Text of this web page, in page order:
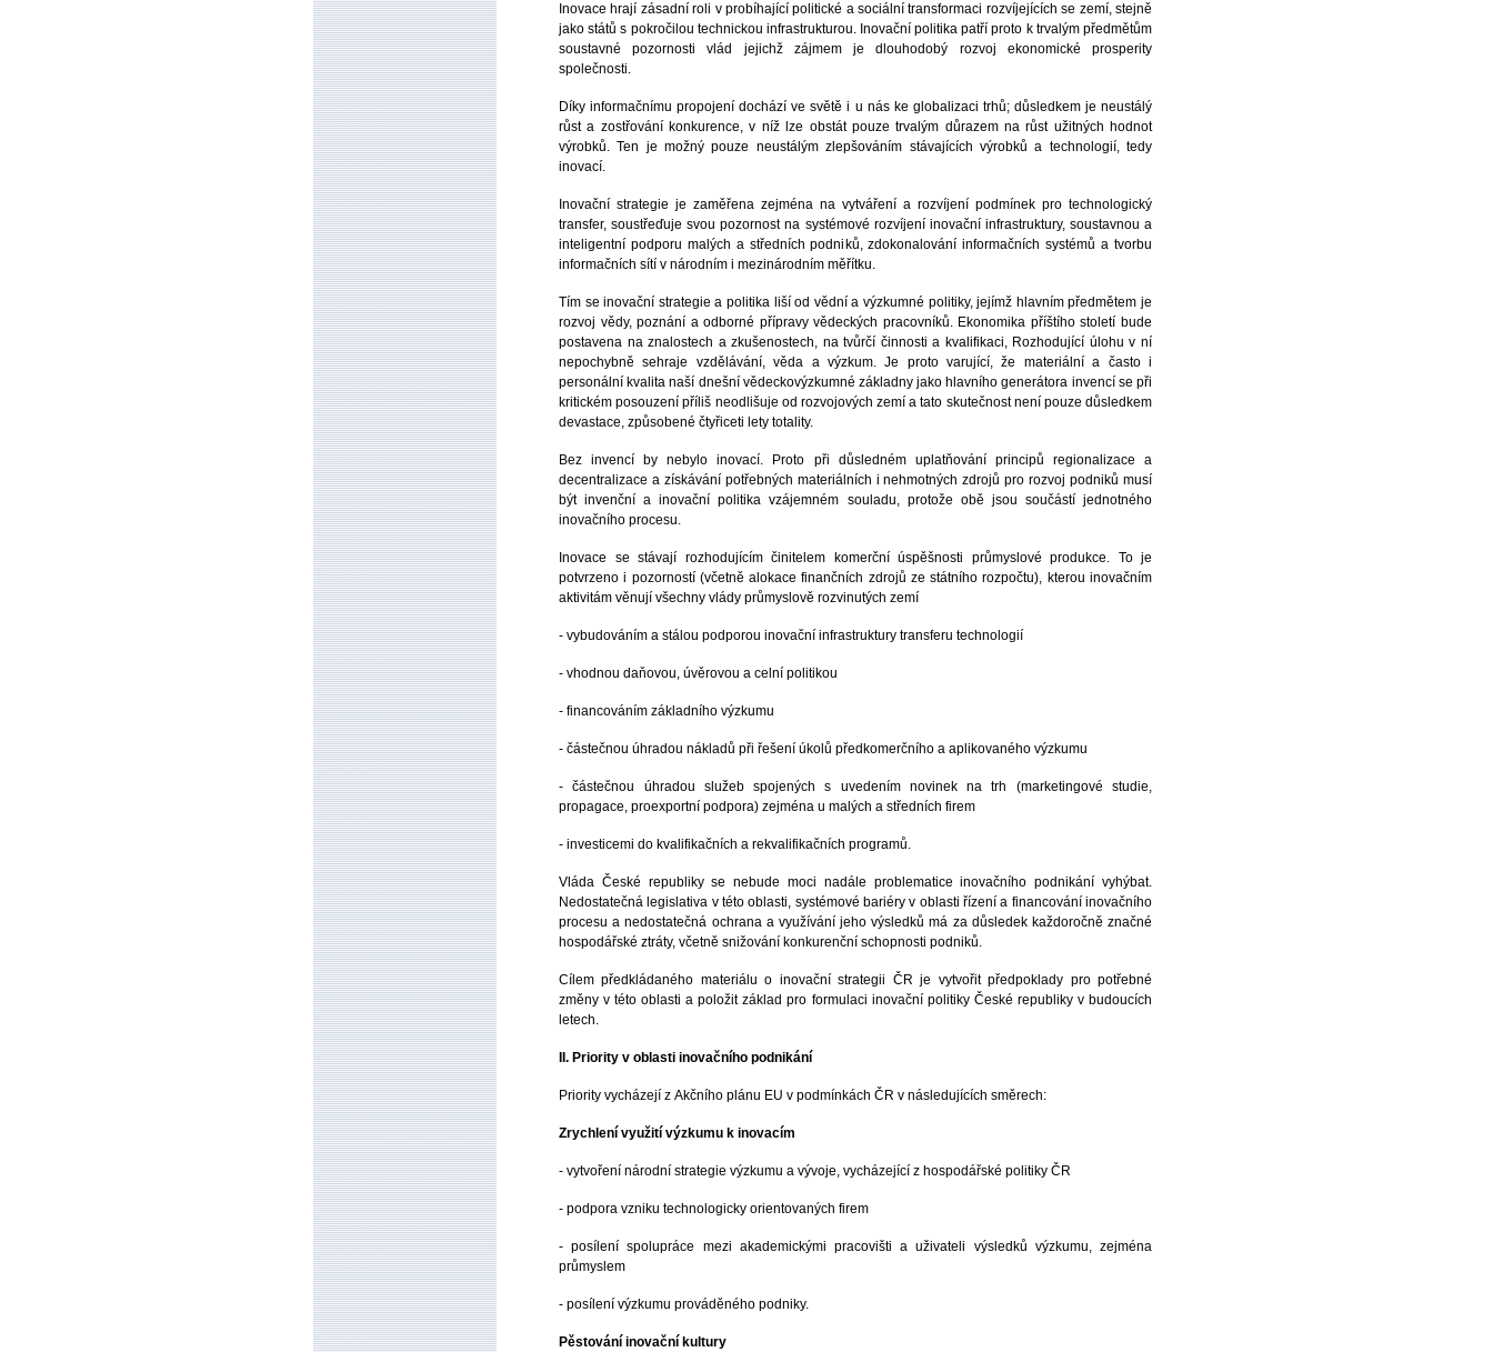
Inovace hrají zásadní roli v probíhající politické a sociální transformaci rozvíjejících se zemí, stejně
jako států s pokročilou technickou infrastrukturou. Inovační politika patří proto k trvalým předmětům
soustavné pozornosti vlád jejichž zájmem je dlouhodobý rozvoj ekonomické prosperity
společnosti.
Díky informačnímu propojení dochází ve světě i u nás ke globalizaci trhů; důsledkem je neustálý
růst a zostřování konkurence, v níž lze obstát pouze trvalým důrazem na růst užitných hodnot
výrobků. Ten je možný pouze neustálým zlepšováním stávajících výrobků a technologií, tedy
inovací.
Inovační strategie je zaměřena zejména na vytváření a rozvíjení podmínek pro technologický
transfer, soustřeďuje svou pozornost na systémové rozvíjení inovační infrastruktury, soustavnou a
inteligentní podporu malých a středních podniků, zdokonalování informačních systémů a tvorbu
informačních sítí v národním i mezinárodním měřítku.
Tím se inovační strategie a politika liší od vědní a výzkumné politiky, jejímž hlavním předmětem je
rozvoj vědy, poznání a odborné přípravy vědeckých pracovníků. Ekonomika příštího století bude
postavena na znalostech a zkušenostech, na tvůrčí činnosti a kvalifikaci, Rozhodující úlohu v ní
nepochybně sehraje vzdělávání, věda a výzkum. Je proto varující, že materiální a často i
personální kvalita naší dnešní vědeckovýzkumné základny jako hlavního generátora invencí se při
kritickém posouzení příliš neodlišuje od rozvojových zemí a tato skutečnost není pouze důsledkem
devastace, způsobené čtyřiceti lety totality.
Bez invencí by nebylo inovací. Proto při důsledném uplatňování principů regionalizace a
decentralizace a získávání potřebných materiálních i nehmotných zdrojů pro rozvoj podniků musí
být invenční a inovační politika vzájemném souladu, protože obě jsou součástí jednotného
inovačního procesu.
Inovace se stávají rozhodujícím činitelem komerční úspěšnosti průmyslové produkce. To je
potvrzeno i pozorností (včetně alokace finančních zdrojů ze státního rozpočtu), kterou inovačním
aktivitám věnují všechny vlády průmyslově rozvinutých zemí
- vybudováním a stálou podporou inovační infrastruktury transferu technologií
- vhodnou daňovou, úvěrovou a celní politikou
- financováním základního výzkumu
- částečnou úhradou nákladů při řešení úkolů předkomerčního a aplikovaného výzkumu
- částečnou úhradou služeb spojených s uvedením novinek na trh (marketingové studie,
propagace, proexportní podpora) zejména u malých a středních firem
- investicemi do kvalifikačních a rekvalifikačních programů.
Vláda České republiky se nebude moci nadále problematice inovačního podnikání vyhýbat.
Nedostatečná legislativa v této oblasti, systémové bariéry v oblasti řízení a financování inovačního
procesu a nedostatečná ochrana a využívání jeho výsledků má za důsledek každoročně značné
hospodářské ztráty, včetně snižování konkurenční schopnosti podniků.
Cílem předkládaného materiálu o inovační strategii ČR je vytvořit předpoklady pro potřebné
změny v této oblasti a položit základ pro formulaci inovační politiky České republiky v budoucích
letech.
II. Priority v oblasti inovačního podnikání
Priority vycházejí z Akčního plánu EU v podmínkách ČR v následujících směrech:
Zrychlení využití výzkumu k inovacím
- vytvoření národní strategie výzkumu a vývoje, vycházející z hospodářské politiky ČR
- podpora vzniku technologicky orientovaných firem
- posílení spolupráce mezi akademickými pracovišti a uživateli výsledků výzkumu, zejména
průmyslem
- posílení výzkumu prováděného podniky.
Pěstování inovační kultury